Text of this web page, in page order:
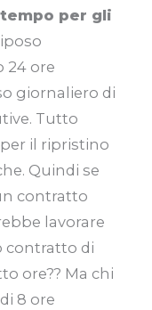
per gli
24 ore
giornaliero di
Tutto
il ripristino
Quindi se
contratto
lavorare
contratto di
ore?? Ma chi
8 ore